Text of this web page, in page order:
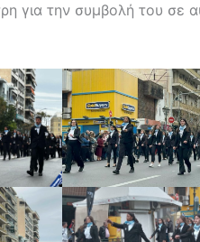
για την συμβολή του σε